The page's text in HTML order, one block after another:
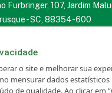
Furbringer, 107, Jardim
- SC, 88354-600
o site e melhorar sua
mensurar dados estatísticos
de qualidade. Ao clicar em